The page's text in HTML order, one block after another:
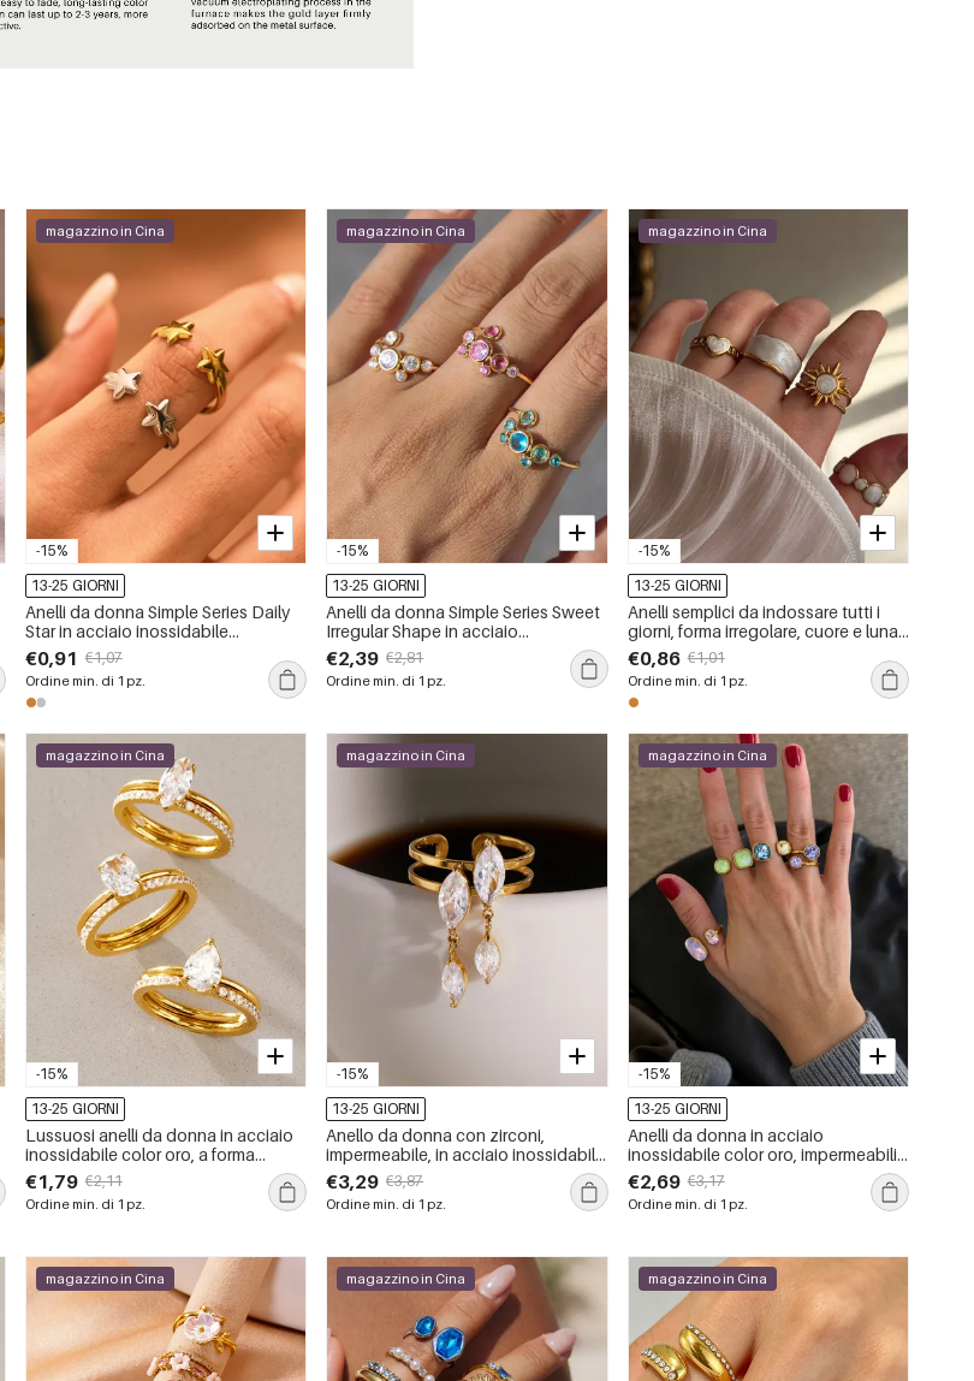
-15%
magazzino in Cina
13-25 GIORNI
Anelli da donna Simple Series Daily
Star in acciaio inossidabile
impermeabile color oro.
€0,91 €1,07
Ordine min. di 1 pz.
-15%
magazzino in Cina
13-25 GIORNI
Anelli da donna Simple Series Sweet
Irregular Shape in acciaio
inossidabile, impermeabili, color oro,
con zirconi.
€2,39 €2,81
Ordine min. di 1 pz.
-15%
magazzino in Cina
13-25 GIORNI
Anelli semplici da indossare tutti i
giorni, forma irregolare, cuore e luna,
in acciaio inossidabile, impermeabili,
colore oro.
€0,86 €1,01
Ordine min. di 1 pz.
-15%
magazzino in Cina
13-25 GIORNI
Lussuosi anelli da donna in acciaio
inossidabile color oro, a forma
ellittica, impermeabili, con strass e
zirconi.
€1,79 €2,11
Ordine min. di 1 pz.
-15%
magazzino in Cina
13-25 GIORNI
Anello da donna con zirconi,
impermeabile, in acciaio inossidabile
color oro, con nappa a goccia e
pietre preziose.
€3,29 €3,87
Ordine min. di 1 pz.
-15%
magazzino in Cina
13-25 GIORNI
Anelli da donna in acciaio
inossidabile color oro, impermeabili,
dalla forma irregolare e dal design
elegante, con zirconi, della serie
Luxurious Series.
€2,69 €3,17
Ordine min. di 1 pz.
magazzino in Cina magazzino in Cina magazzino in Cina